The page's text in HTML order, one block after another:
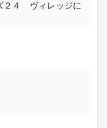
２４ ヴィレッジに